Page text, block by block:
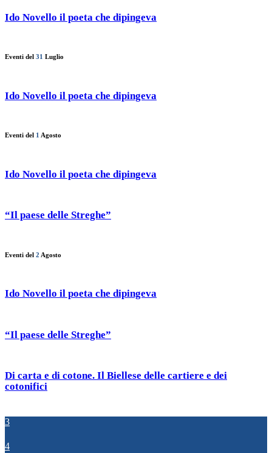
Ido Novello il poeta che dipingeva
Eventi del 31 Luglio
Ido Novello il poeta che dipingeva
Eventi del 1 Agosto
Ido Novello il poeta che dipingeva
“Il paese delle Streghe”
Eventi del 2 Agosto
Ido Novello il poeta che dipingeva
“Il paese delle Streghe”
Di carta e di cotone. Il Biellese delle cartiere e dei
cotonifici
3
4